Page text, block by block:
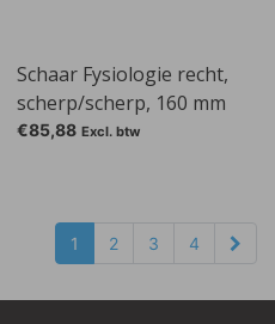
Schaar Fysiologie recht,
scherp/scherp, 160 mm
€85,88 Excl. btw
1 2 3 4